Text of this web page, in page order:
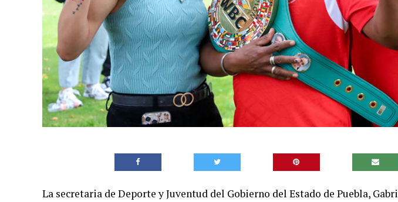
La secretaria de Deporte y Juventud del Gobierno del Estado de Puebla,